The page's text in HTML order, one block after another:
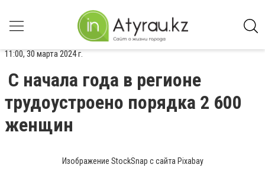
11:00, 30 марта 2024 г.
С начала года в регионе
трудоустроено порядка 2 600
женщин
Изображение StockSnap с сайта Pixabay